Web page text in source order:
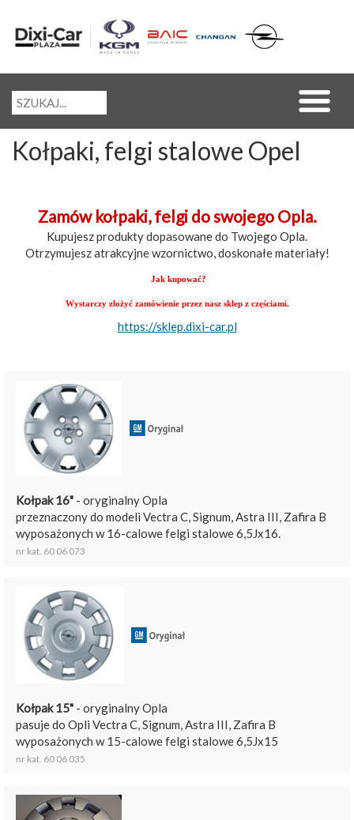
Kołpaki, felgi stalowe Opel
Zamów kołpaki, felgi do swojego Opla.
Kupujesz produkty dopasowane do Twojego Opla.
Otrzymujesz atrakcyjne wzornictwo, doskonałe materiały!
Jak kupować?
Wystarczy złożyć zamówienie przez nasz sklep z częściami.
https://sklep.dixi-car.pl
Kołpak 16" - oryginalny Opla
przeznaczony do modeli Vectra C, Signum, Astra III, Zafira B
wyposażonych w 16-calowe felgi stalowe 6,5Jx16.
nr kat. 60 06 073
Kołpak 15" - oryginalny Opla
pasuje do Opli Vectra C, Signum, Astra III, Zafira B
wyposażonych w 15-calowe felgi stalowe 6,5Jx15
nr kat. 60 06 035